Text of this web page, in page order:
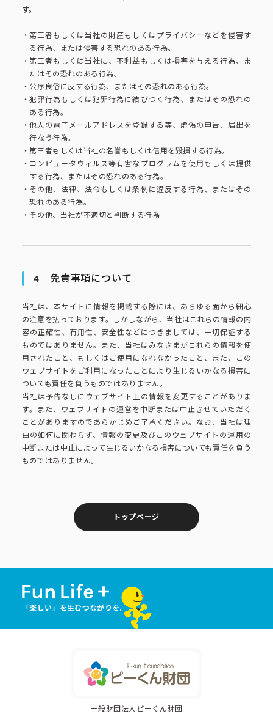
サイトマップ
す。
第三者もしくは当社の財産もしくはプライバシーなどを侵害す
る行為、または侵害する恐れのある行為。
第三者もしくは当社に、不利益もしくは損害を与える行為、ま
たはその恐れのある行為。
公序良俗に反する行為、またはその恐れのある行為。
犯罪行為もしくは犯罪行為に結びつく行為、またはその恐れの
ある行為。
他人の電子メールアドレスを登録する等、虚偽の申告、届出を
行なう行為。
第三者もしくは当社の名誉もしくは信用を毀損する行為。
コンピュータウィルス等有害なプログラムを使用もしくは提供
する行為、またはその恐れのある行為。
その他、法律、法令もしくは条例に違反する行為、またはその
恐れのある行為。
その他、当社が不適切と判断する行為
4 免責事項について
当社は、本サイトに情報を掲載する際には、あらゆる面から細心
の注意を払っております。しかしながら、当社はこれらの情報の内
容の正確性、有用性、安全性などにつきましては、一切保証する
ものではありません。また、当社はみなさまがこれらの情報を使
用されたこと、もしくはご使用になれなかったこと、また、この
ウェブサイトをご利用になったことにより生じるいかなる損害に
ついても責任を負うものではありません。
当社は予告なしにウェブサイト上の情報を変更することがありま
す。また、ウェブサイトの運営を中断または中止させていただく
ことがありますのであらかじめご了承ください。なお、当社は理
由の如何に関わらず、情報の変更及びこのウェブサイトの運用の
中断または中止によって生じるいかなる損害についても責任を負う
ものではありません。
トップページ
「楽しい」を生むつながりを。
一般財団法人ピーくん財団